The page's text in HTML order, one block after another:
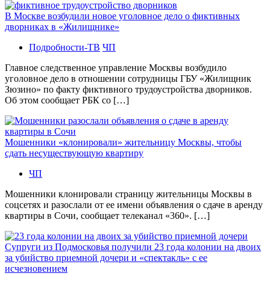
В Москве возбудили новое уголовное дело о фиктивных
дворниках в «Жилищнике»
Подробности-ТВ ЧП
Главное следственное управление Москвы возбудило
уголовное дело в отношении сотрудницы ГБУ «Жилищник
Зюзино» по факту фиктивного трудоустройства дворников.
Об этом сообщает РБК со […]
Мошенники «клонировали» жительницу Москвы, чтобы
сдать несуществующую квартиру
ЧП
Мошенники клонировали страницу жительницы Москвы в
соцсетях и разослали от ее имени объявления о сдаче в аренду
квартиры в Сочи, сообщает телеканал «360». […]
Супруги из Подмосковья получили 23 года колонии на двоих
за убийство приемной дочери и «спектакль» с ее
исчезновением